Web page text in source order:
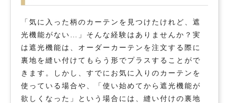
「気に入った柄のカーテンを見つけたけれど、遮
光機能がない…」そんな経験はありませんか？実
は遮光機能は、オーダーカーテンを注文する際に
裏地を縫い付けてもらう形でプラスすることがで
きます。しかし、すでにお気に入りのカーテンを
使っている場合や、「使い始めてから遮光機能が
欲しくなった」という場合には、縫い付けの裏地